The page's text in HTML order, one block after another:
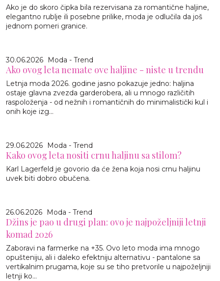
Ako je do skoro čipka bila rezervisana za romantične haljine,
elegantno rublje ili posebne prilike, moda je odlučila da još
jednom pomeri granice.
30.06.2026 Moda - Trend
Ako ovog leta nemate ove haljine - niste u trendu
Letnja moda 2026. godine jasno pokazuje jedno: haljina
ostaje glavna zvezda garderobera, ali u mnogo različitih
raspoloženja - od nežnih i romantičnih do minimalistički kul i
onih koje izg...
29.06.2026 Moda - Trend
Kako ovog leta nositi crnu haljinu sa stilom?
Karl Lagerfeld je govorio da će žena koja nosi crnu haljinu
uvek biti dobro obučena.
26.06.2026 Moda - Trend
Džins je pao u drugi plan: ovo je najpoželjniji letnji
komad 2026
Zaboravi na farmerke na +35. Ovo leto moda ima mnogo
opušteniju, ali i daleko efektniju alternativu - pantalone sa
vertikalnim prugama, koje su se tiho pretvorile u najpoželjniji
letnji ko...